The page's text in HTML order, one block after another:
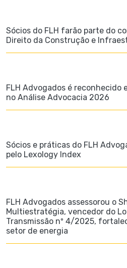
Sócios do FLH farão parte do
Direito da Construção e
FLH Advogados é reconhecido
no Análise Advocacia 2026
Sócios e práticas do FLH
pelo Lexology Index
FLH Advogados assessorou o
Multiestratégia, vencedor do
Transmissão nº 4/2025,
setor de energia